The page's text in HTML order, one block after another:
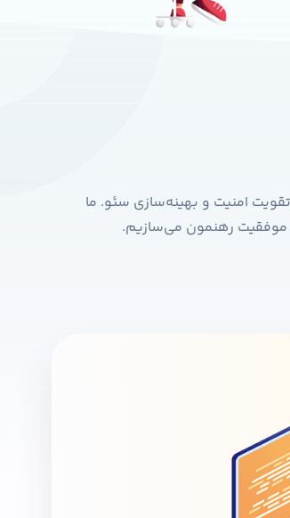
امنیت و بهینه‌سازی سئو. ما
و موفقیت رهنمون می‌سازیم.